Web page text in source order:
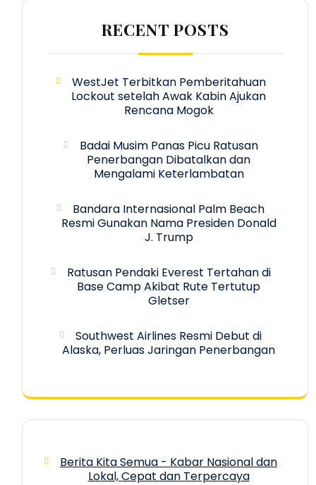
RECENT POSTS
WestJet Terbitkan Pemberitahuan
Lockout setelah Awak Kabin Ajukan
Rencana Mogok
Badai Musim Panas Picu Ratusan
Penerbangan Dibatalkan dan
Mengalami Keterlambatan
Bandara Internasional Palm Beach
Resmi Gunakan Nama Presiden Donald
J. Trump
Ratusan Pendaki Everest Tertahan di
Base Camp Akibat Rute Tertutup
Gletser
Southwest Airlines Resmi Debut di
Alaska, Perluas Jaringan Penerbangan
Berita Kita Semua - Kabar Nasional dan
Lokal, Cepat dan Terpercaya